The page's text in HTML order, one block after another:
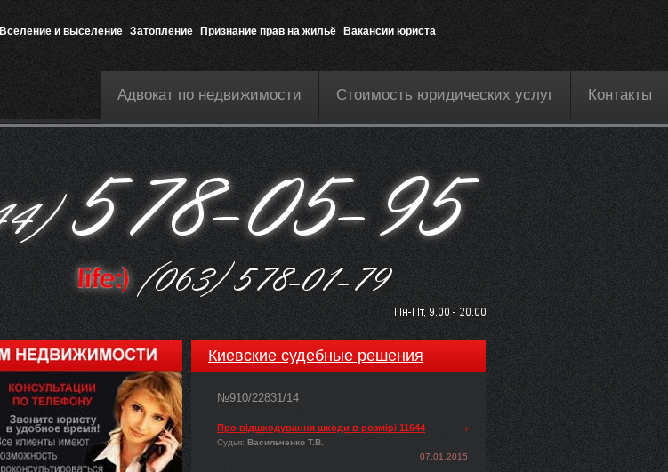
Вселение и выселение Затопление Признание прав на жильё Вакансии юриста
Адвокат по недвижимости Стоимость юридических услуг Контакты
Киевские судебные решения
№910/22831/14
Про відшкодування шкоди в розмірі 11644
Судья: Васильченко Т.В.
07.01.2015